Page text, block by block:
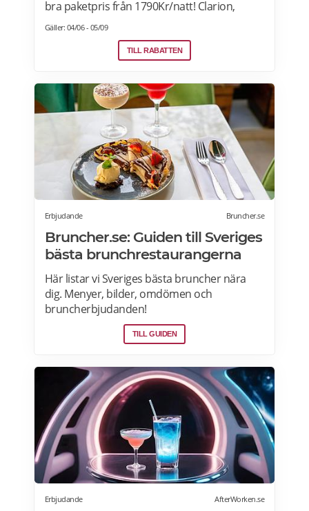
bra paketpris från 1790Kr/natt! Clarion,
Quality Hotel, Comfort Hotel and Home
Hotel i Sverige, Norge, Danmark och Finland.
Paketet är tillgängligt alla dagar i veckan
fram till 13 september. 2026. Boka senast
den 12 september>>>
Gäller: 04/06 - 05/09
TILL RABATTEN
Erbjudande Bruncher.se
Bruncher.se: Guiden till Sveriges
bästa brunchrestaurangerna
Här listar vi Sveriges bästa bruncher nära
dig. Menyer, bilder, omdömen och
bruncherbjudanden!
TILL GUIDEN
Erbjudande AfterWorken.se